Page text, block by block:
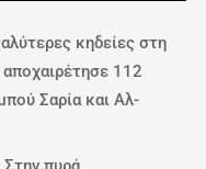
κηδείες στη
112
Σαρία και Αλ-